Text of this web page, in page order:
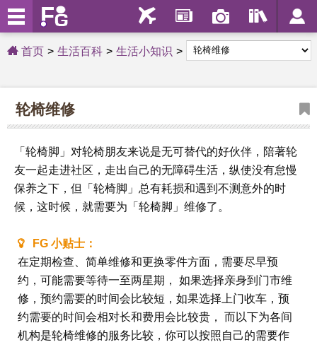
首页 生活百科 生活小知识
轮椅维修
「轮椅脚」对轮椅朋友来说是无可替代的好伙伴，陪著轮
友一起走进社区，走出自己的无障碍生活，纵使没有怠慢
保养之下，但「轮椅脚」总有耗损和遇到不测意外的时
候，这时候，就需要为「轮椅脚」维修了。
FG 小贴士：
在定期检查、简单维修和更换零件方面，需要尽早预
约，可能需要等待一至两星期， 如果选择亲身到门市维
修，预约需要的时间会比较短，如果选择上门收车，预
约需要的时间会相对长和费用会比较贵， 而以下为各间
机构是轮椅维修的服务比较，你可以按照自己的需要作